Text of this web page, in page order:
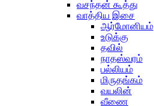
வசந்தன் கூத்து
வாத்திய இசை
ஆர்மோனியம்
உடுக்கு
தவில்
நாதஸ்வரம்
பல்லியம்
மிருதங்கம்
வயலின்
வீணை